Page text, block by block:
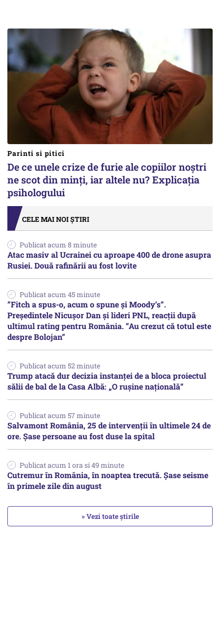
Parinti si pitici
De ce unele crize de furie ale copiilor noștri
ne scot din minți, iar altele nu? Explicația
psihologului
CELE MAI NOI ȘTIRI
Publicat acum 8 minute
Atac masiv al Ucrainei cu aproape 400 de drone asupra
Rusiei. Două rafinării au fost lovite
Publicat acum 45 minute
”Fitch a spus-o, acum o spune și Moody’s”.
Președintele Nicușor Dan și lideri PNL, reacții după
ultimul rating pentru România. ”Au crezut că totul este
despre Bolojan”
Publicat acum 52 minute
Trump atacă dur decizia instanţei de a bloca proiectul
sălii de bal de la Casa Albă: „O ruşine naţională”
Publicat acum 57 minute
Salvamont România, 25 de intervenții în ultimele 24 de
ore. Șase persoane au fost duse la spital
Publicat acum 1 ora si 49 minute
Cutremur în România, în noaptea trecută. Șase seisme
în primele zile din august
» Vezi toate știrile